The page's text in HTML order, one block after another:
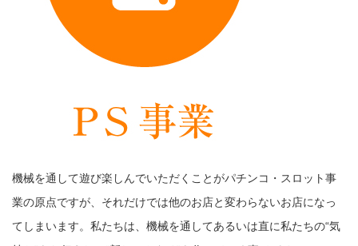
機械を通して遊び楽しんでいただくことがパチンコ・スロット事
業の原点ですが、それだけでは他のお店と変わらないお店になっ
てしまいます。私たちは、機械を通してあるいは直に私たちの“気